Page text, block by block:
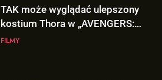
Hulk NIE zapomniał, że Peter
Parker to Spider-Man?!
FILMY